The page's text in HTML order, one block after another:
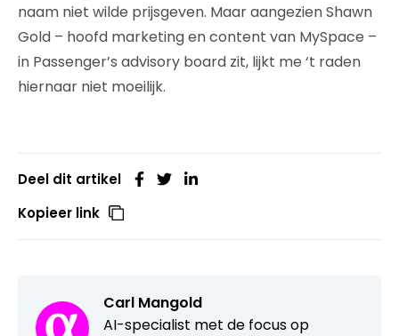
naam niet wilde prijsgeven. Maar aangezien Shawn
Gold – hoofd marketing en content van MySpace –
in Passenger’s advisory board zit, lijkt me ‘t raden
hiernaar niet moeilijk.
Deel dit artikel
Kopieer link
Carl Mangold
AI-specialist met de focus op